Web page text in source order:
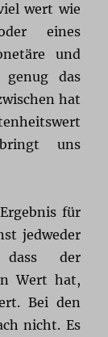
wert wie
eines
und
genug das
hat
uns
für
jedweder
der
Wert hat,
Bei den
nicht. Es